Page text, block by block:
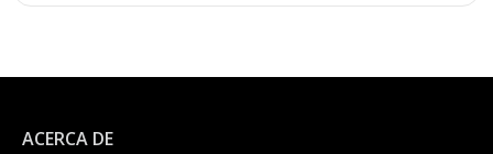
ACERCA DE